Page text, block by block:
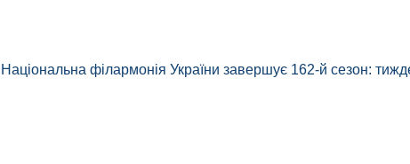
Національна філармонія України завершує 162-й сезон: